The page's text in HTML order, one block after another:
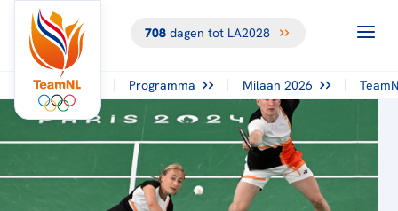
708dagen tot LA2028
Programma Milaan 2026